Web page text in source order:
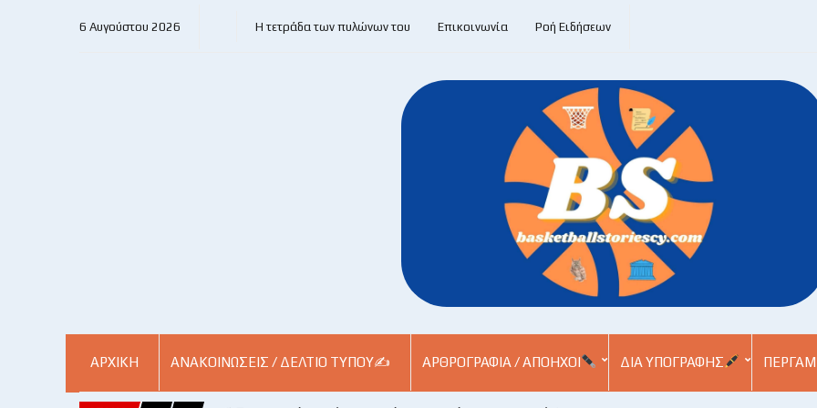
6 Αυγούστου 2026 Η τετράδα των πυλώνων του Επικοινωνία Ροή Ειδήσεων
ΑΡΧΙΚΗ ΑΝΑΚΟΙΝΏΣΕΙΣ / ΔΕΛΤΊΟ ΤΎΠΟΥ✍ ΑΡΘΡΟΓΡΑΦΊΑ / ΑΠΌΗΧΟΙ ΔΙΑ ΥΠΟΓΡΑΦΉΣ